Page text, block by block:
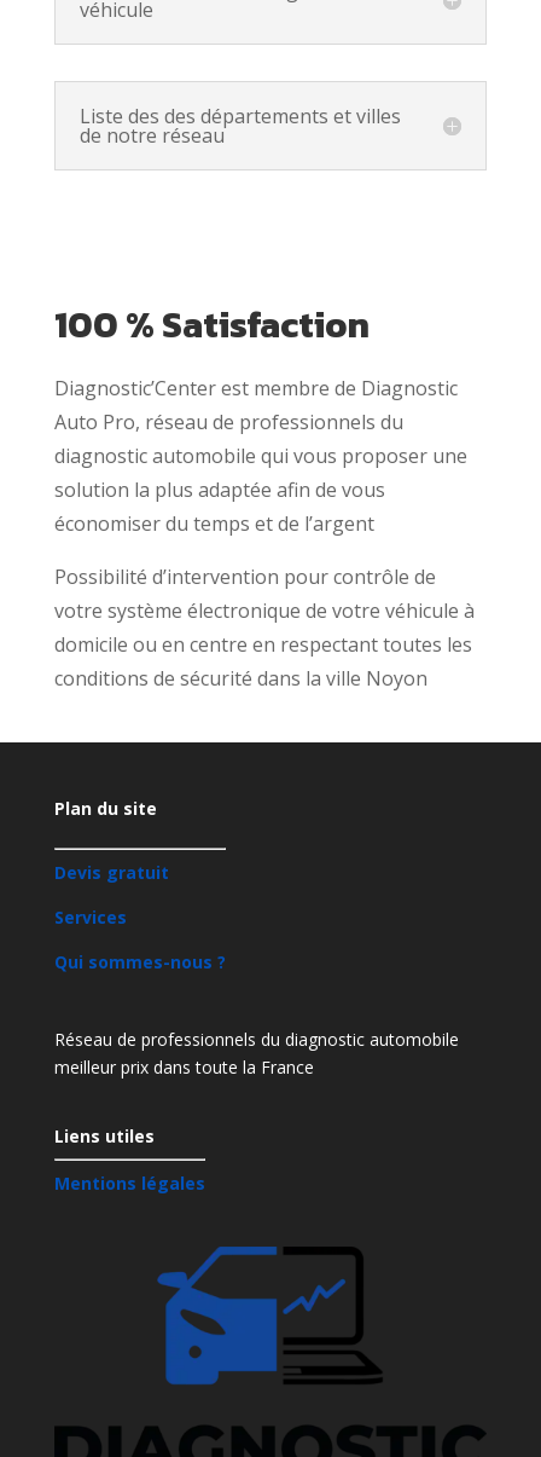
véhicule
Liste des des départements et villes
de notre réseau
100 % Satisfaction
Diagnostic’Center est membre de Diagnostic
Auto Pro, réseau de professionnels du
diagnostic automobile qui vous proposer une
solution la plus adaptée afin de vous
économiser du temps et de l’argent
Possibilité d’intervention pour contrôle de
votre système électronique de votre véhicule à
domicile ou en centre en respectant toutes les
conditions de sécurité dans la ville Noyon
Plan du site
Devis gratuit
Services
Qui sommes-nous ?
Réseau de professionnels du diagnostic automobile
meilleur prix dans toute la France
Liens utiles
Mentions légales